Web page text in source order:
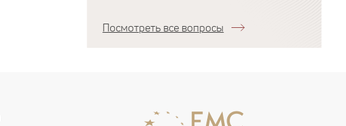
Посмотреть все вопросы